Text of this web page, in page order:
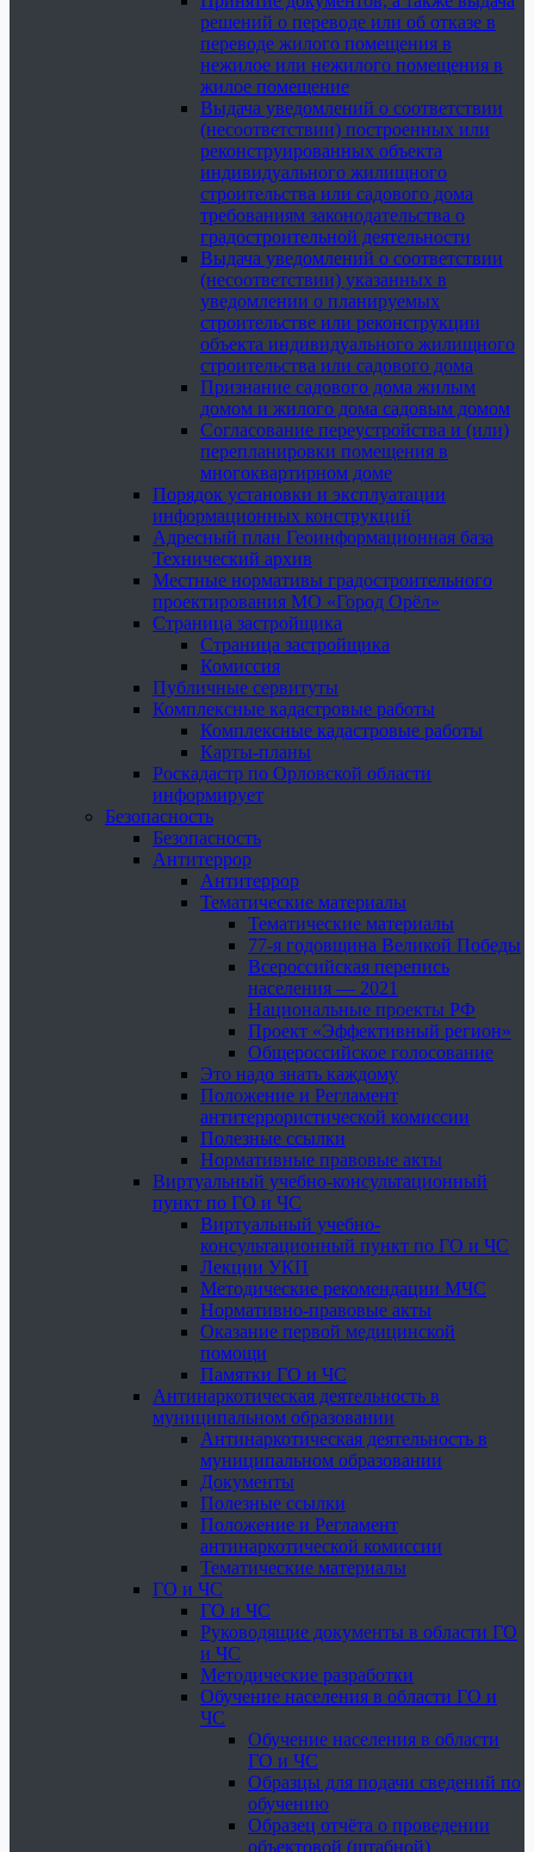
решений о переводе или об отказе в
переводе жилого помещения в
нежилое или нежилого помещения в
жилое помещение
Выдача уведомлений о соответствии
(несоответствии) построенных или
реконструированных объекта
индивидуального жилищного
строительства или садового дома
требованиям законодательства о
градостроительной деятельности
Выдача уведомлений о соответствии
(несоответствии) указанных в
уведомлении о планируемых
строительстве или реконструкции
объекта индивидуального жилищного
строительства или садового дома
Признание садового дома жилым
домом и жилого дома садовым домом
Согласование переустройства и (или)
перепланировки помещения в
многоквартирном доме
Порядок установки и эксплуатации
информационных конструкций
Адресный план Геоинформационная база
Технический архив
Местные нормативы градостроительного
проектирования МО «Город Орёл»
Страница застройщика
Страница застройщика
Комиссия
Публичные сервитуты
Комплексные кадастровые работы
Комплексные кадастровые работы
Карты-планы
Роскадастр по Орловской области
информирует
Безопасность
Безопасность
Антитеррор
Антитеррор
Тематические материалы
Тематические материалы
77-я годовщина Великой Победы
Всероссийская перепись
населения — 2021
Национальные проекты РФ
Проект «Эффективный регион»
Общероссийское голосование
Это надо знать каждому
Положение и Регламент
антитеррористической комиссии
Полезные ссылки
Нормативные правовые акты
Виртуальный учебно-консультационный
пункт по ГО и ЧС
Виртуальный учебно-
консультационный пункт по ГО и ЧС
Лекции УКП
Методические рекомендации МЧС
Нормативно-правовые акты
Оказание первой медицинской
помощи
Памятки ГО и ЧС
Антинаркотическая деятельность в
муниципальном образовании
Антинаркотическая деятельность в
муниципальном образовании
Документы
Полезные ссылки
Положение и Регламент
антинаркотической комиссии
Тематические материалы
ГО и ЧС
ГО и ЧС
Руководящие документы в области ГО
и ЧС
Методические разработки
Обучение населения в области ГО и
ЧС
Обучение населения в области
ГО и ЧС
Образцы для подачи сведений по
обучению
Образец отчёта о проведении
объектовой (штабной)